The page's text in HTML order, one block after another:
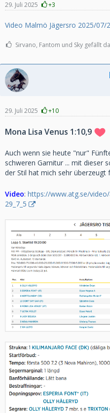
29. Juli 2025 +3
Video Malmö Jägersro 2025/07/
Sirvano, Fantom und Sky gefällt
29. Juli 2025 +10
Mona Lisa Venus 1:10,9
Auch wenn sie heute "nur"
schweren Garnitur ... mit dieser
der Stil hat mich sehr überzeugt
Video: https://www.atg.se/
29_7_5